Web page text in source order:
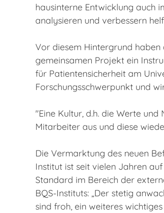
hausinterne Entwicklung auch
analysieren und verbessern
Vor diesem Hintergrund
gemeinsamen Projekt ein
für Patientensicherheit am
Forschungsschwerpunkt und
"Eine Kultur, d.h. die Werte
Mitarbeiter aus und diese
Die Vermarktung des neuen
Institut ist seit vielen Jahren
Standard im Bereich der
BQS-Instituts: „Der stetig
sind froh, ein weiteres